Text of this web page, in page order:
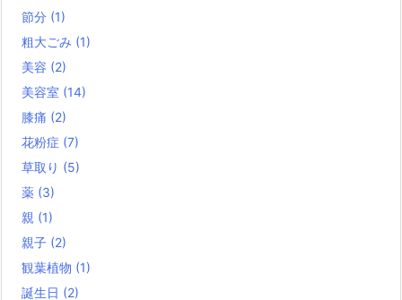
節分 (1)
粗大ごみ (1)
美容 (2)
美容室 (14)
膝痛 (2)
花粉症 (7)
草取り (5)
薬 (3)
親 (1)
親子 (2)
観葉植物 (1)
誕生日 (2)